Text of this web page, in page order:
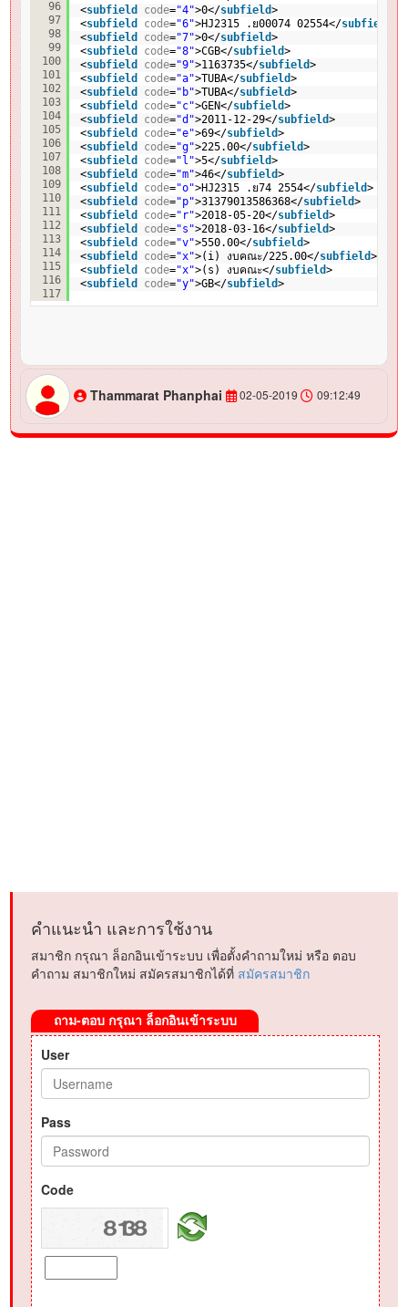
96
97
98
99
100
101
102
103
104
105
106
107
108
109
110
111
112
113
114
115
116
117
<subfield code="4">0</subfield>
<subfield code="6">HJ2315 .ย00074 02554</subfield
<subfield code="7">0</subfield>
<subfield code="8">CGB</subfield>
<subfield code="9">1163735</subfield>
<subfield code="a">TUBA</subfield>
<subfield code="b">TUBA</subfield>
<subfield code="c">GEN</subfield>
<subfield code="d">2011-12-29</subfield>
<subfield code="e">69</subfield>
<subfield code="g">225.00</subfield>
<subfield code="l">5</subfield>
<subfield code="m">46</subfield>
<subfield code="o">HJ2315 .ย74 2554</subfield>
<subfield code="p">31379013586368</subfield>
<subfield code="r">2018-05-20</subfield>
<subfield code="s">2018-03-16</subfield>
<subfield code="v">550.00</subfield>
<subfield code="x">(i) งบคณะ/225.00</subfield>
<subfield code="x">(s) งบคณะ</subfield>
<subfield code="y">GB</subfield>
Thammarat Phanphai 02-05-2019 09:12:49
คำแนะนำ และการใช้งาน
สมาชิก กรุณา ล็อกอินเข้าระบบ เพื่อตั้งคำถามใหม่ หรือ ตอบ
คำถาม สมาชิกใหม่ สมัครสมาชิกได้ที่ สมัครสมาชิก
ถาม-ตอบ กรุณา ล็อกอินเข้าระบบ
User
Pass
Code